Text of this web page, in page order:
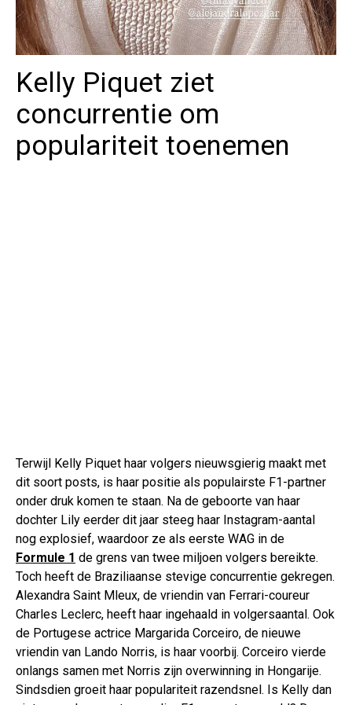
Kelly Piquet ziet
concurrentie om
populariteit toenemen
Terwijl Kelly Piquet haar volgers nieuwsgierig maakt met
dit soort posts, is haar positie als populairste F1-partner
onder druk komen te staan. Na de geboorte van haar
dochter Lily eerder dit jaar steeg haar Instagram-aantal
nog explosief, waardoor ze als eerste WAG in de
Formule 1 de grens van twee miljoen volgers bereikte.
Toch heeft de Braziliaanse stevige concurrentie gekregen.
Alexandra Saint Mleux, de vriendin van Ferrari-coureur
Charles Leclerc, heeft haar ingehaald in volgersaantal. Ook
de Portugese actrice Margarida Corceiro, de nieuwe
vriendin van Lando Norris, is haar voorbij. Corceiro vierde
onlangs samen met Norris zijn overwinning in Hongarije.
Sindsdien groeit haar populariteit razendsnel. Is Kelly dan